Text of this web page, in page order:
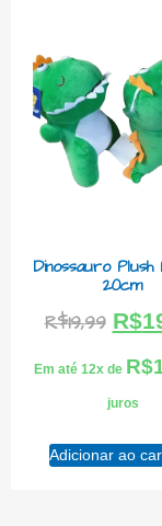
Dinossauro Plush
20cm
R$19,99 R$
Em até 12x de R$
juros
Adicionar ao